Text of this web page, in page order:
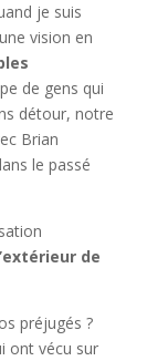
je suis
vision en
de gens qui
détour, notre
Brian
le passé
de
préjugés ?
ont vécu sur